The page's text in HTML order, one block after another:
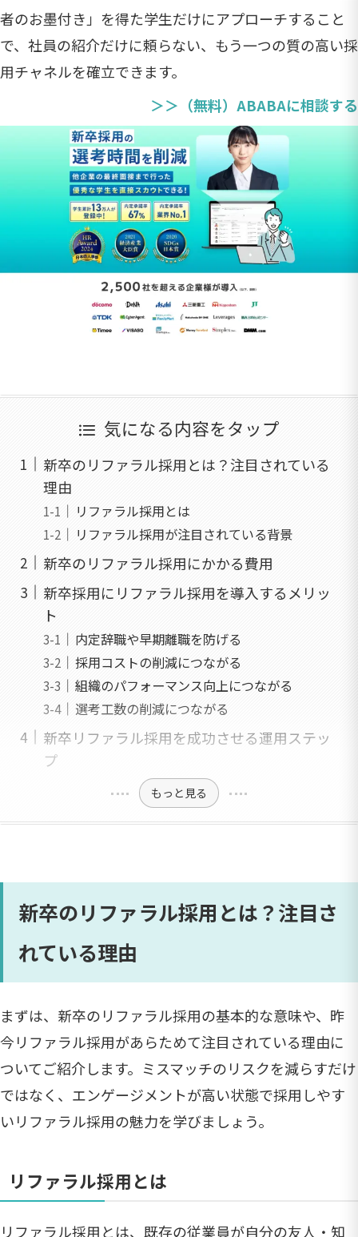
者のお墨付き」を得た学生だけにアプローチすること
で、社員の紹介だけに頼らない、もう一つの質の高い採
用チャネルを確立できます。
＞＞（無料）ABABAに相談する
気になる内容をタップ
新卒のリファラル採用とは？注目されている
理由
リファラル採用とは
リファラル採用が注目されている背景
新卒のリファラル採用にかかる費用
新卒採用にリファラル採用を導入するメリッ
ト
内定辞職や早期離職を防げる
採用コストの削減につながる
組織のパフォーマンス向上につながる
選考工数の削減につながる
新卒リファラル採用を成功させる運用ステッ
プ
もっと見る
新卒のリファラル採用とは？注目さ
れている理由
まずは、新卒のリファラル採用の基本的な意味や、昨
今リファラル採用があらためて注目されている理由に
ついてご紹介します。ミスマッチのリスクを減らすだけ
ではなく、エンゲージメントが高い状態で採用しやす
いリファラル採用の魅力を学びましょう。
リファラル採用とは
リファラル採用とは、既存の従業員が自分の友人・知